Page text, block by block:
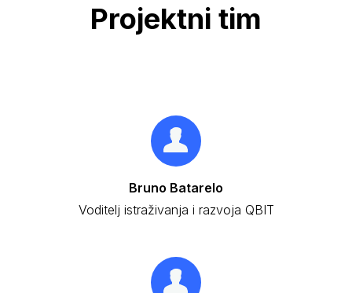
Projektni tim
Bruno Batarelo
Voditelj istraživanja i razvoja QBIT